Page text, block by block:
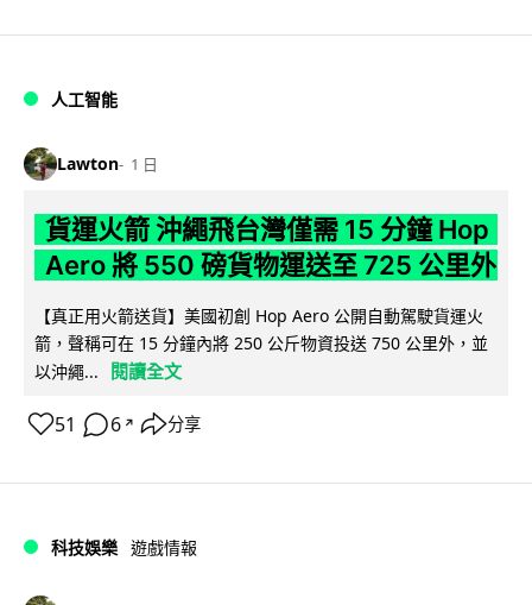
人工智能
Lawton 1 日
貨運火箭 沖繩飛台灣僅需 15 分鐘 Hop
Aero 將 550 磅貨物運送至 725 公里外
【真正用火箭送貨】美國初創 Hop Aero 公開自動駕駛貨運火
箭，聲稱可在 15 分鐘內將 250 公斤物資投送 750 公里外，並
以沖繩...
閱讀全文
51 6 ↗ 分享
科技娛樂 遊戲情報